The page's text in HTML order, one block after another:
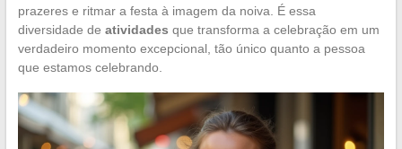
prazeres e ritmar a festa à imagem da noiva. É essa
diversidade de atividades que transforma a celebração em um
verdadeiro momento excepcional, tão único quanto a pessoa
que estamos celebrando.